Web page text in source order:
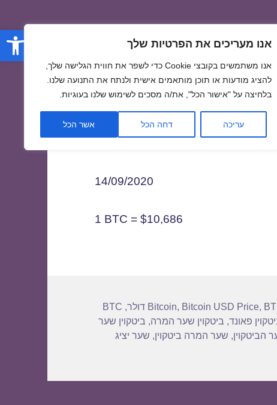
פתח אנו מעריכים את הפרטיות שלך
אנו משתמשים בקובצי Cookie כדי לשפר את חווית הגלישה שלך,
להציג מודעות או תוכן מותאמים אישית ולנתח את התנועה שלנו.
בלחיצה על "אישור הכל", את/ה מסכים לשימוש שלנו בעוגיות.
עריכה דחה הכל אשר הכל
14/09/2020
1 BTC = $10,686
Bitcoin, Bitcoin USD Price,
,
BTC
פאונד, ביטקוין שער המרה, ביטקוין שער
הביטקוין, שער המרה ביטקוין, שער יציג